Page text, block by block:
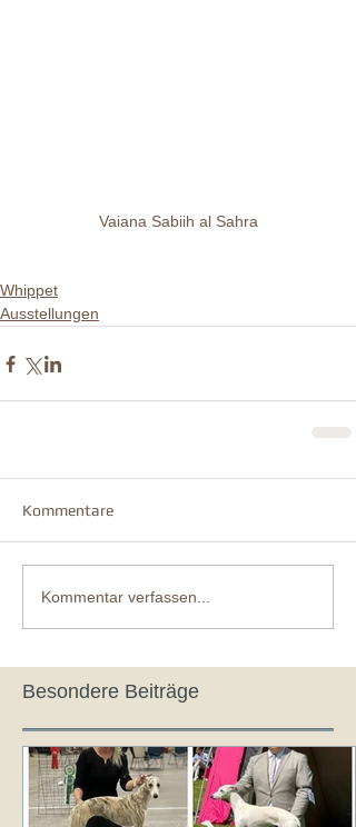
Vaiana Sabiih al Sahra
Whippet
Ausstellungen
Kommentare
Kommentar verfassen...
Besondere Beiträge